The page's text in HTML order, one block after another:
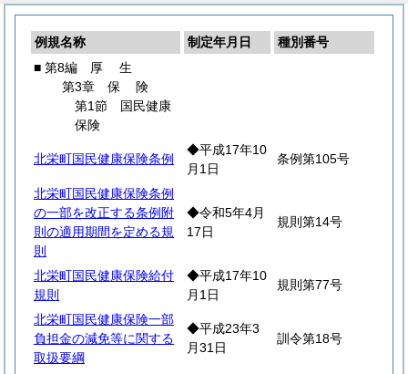
例規名称 制定年月日
種別番号
■ 第8編 厚 生
第3章 保
険
第1節 国民健康
保険
北栄町国民健康保険条例
◆平成17年10
月1日
条例第105号
北栄町国民健康保険条例
の一部を改正する条例附
則の適用期間を定める規
則
◆令和5年4月
17日
規則第14号
北栄町国民健康保険給付
規則
◆平成17年10
月1日
規則第77号
北栄町国民健康保険一部
負担金の減免等に関する
取扱要綱
◆平成23年3
月31日
訓令第18号